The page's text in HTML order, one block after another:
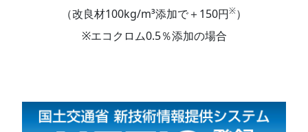
（改良材100kg/m³添加で＋150円※）
※エコクロム0.5％添加の場合